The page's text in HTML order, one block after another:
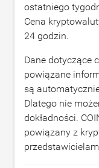
ostatniego
Cena
24 godzin.
Dane dotyczące
powiązane
są
Dlatego nie
dokładności.
powiązany z